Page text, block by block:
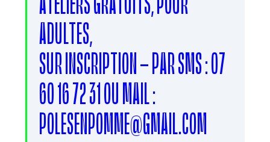
ADULTES,
SUR INSCRIPTION – PAR SMS : 07
60 16 72 31 OU MAIL :
POLESENPOMME@GMAIL.COM